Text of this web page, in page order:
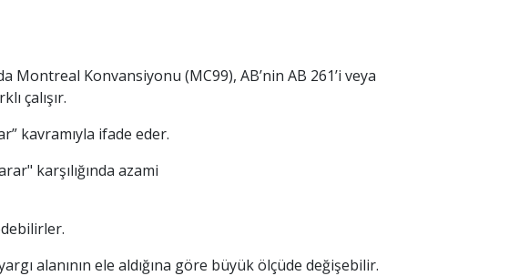
Konvansiyonu (MC99), AB’nin AB 261’i veya
çalışır.
kavramıyla ifade eder.
karşılığında azami
alanının ele aldığına göre büyük ölçüde değişebilir.